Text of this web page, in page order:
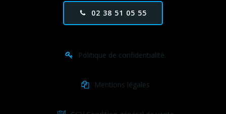
02 38 51 05 55
Politique de confidentialité.
Mentions légales